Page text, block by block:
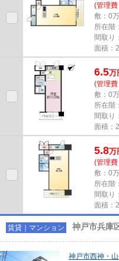
(管理
敷：0
所在階
間取り
面積：
6.5万
(管理
敷：0
所在階
間取り
面積：
5.8万
(管理
敷：0
所在階
間取り
面積：
賃貸｜マンション 神戸市兵庫
神戸市西神・